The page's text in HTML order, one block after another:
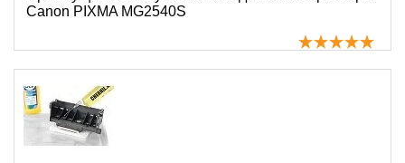
Canon PIXMA MG2540S